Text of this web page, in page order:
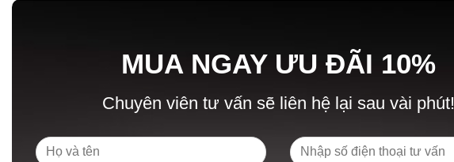
MUA NGAY ƯU ĐÃI 10%
Chuyên viên tư vấn sẽ liên hệ lại sau vài phút!